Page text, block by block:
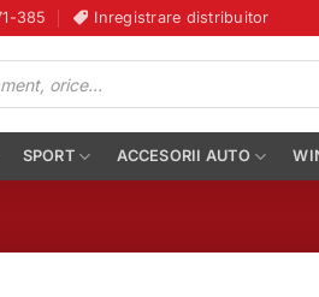
385 Inregistrare distribuitor
SPORT ACCESORII AUTO